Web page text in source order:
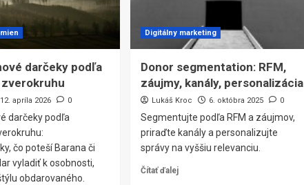
darčeky podľa
12. apríla 2026 0
darčeky podľa
čo poteší Barana či
vyladiť k osobnosti,
obdarovaného.
Digitálny marketing
Donor segmentation: RFM,
záujmy, kanály, personalizácia
Lukáš Kroc 6. októbra 2025 0
Segmentujte podľa RFM a záujmov,
priraďte kanály a personalizujte
správy na vyššiu relevanciu.
Čítať ďalej